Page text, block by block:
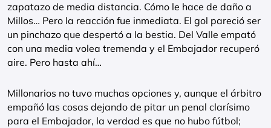
zapatazo de media distancia. Cómo le hace de daño a
Millos… Pero la reacción fue inmediata. El gol pareció ser
un pinchazo que despertó a la bestia. Del Valle empató
con una media volea tremenda y el Embajador recuperó
aire. Pero hasta ahí…
Millonarios no tuvo muchas opciones y, aunque el árbitro
empañó las cosas dejando de pitar un penal clarísimo
para el Embajador, la verdad es que no hubo fútbol;